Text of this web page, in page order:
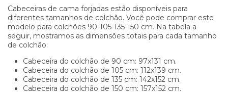
Cabeceiras de cama forjadas estão disponíveis para
diferentes tamanhos de colchão. Você pode comprar este
modelo para colchões 90-105-135-150 cm. Na tabela a
seguir, mostramos as dimensões totais para cada tamanho
de colchão:
Cabeceira do colchão de 90 cm: 97x131 cm.
Cabeceira do colchão de 105 cm: 112x139 cm.
Cabeceira do colchão de 135 cm: 142x152 cm.
Cabeceira do colchão de 150 cm: 157x152 cm.